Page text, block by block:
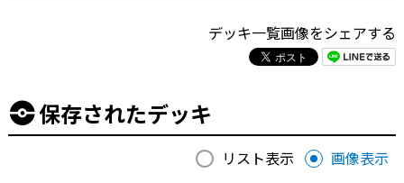
デッキ一覧画像をシェアする
保存されたデッキ
リスト表示 画像表示